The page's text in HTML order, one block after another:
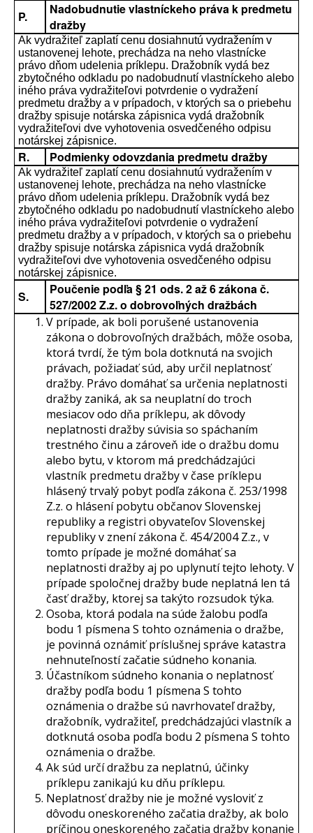
P.
Nadobudnutie vlastníckeho práva k predmetu
dražby
Ak vydražiteľ zaplatí cenu dosiahnutú vydražením v
ustanovenej lehote, prechádza na neho vlastnícke
právo dňom udelenia príklepu. Dražobník vydá bez
zbytočného odkladu po nadobudnutí vlastníckeho alebo
iného práva vydražiteľovi potvrdenie o vydražení
predmetu dražby a v prípadoch, v ktorých sa o priebehu
dražby spisuje notárska zápisnica vydá dražobník
vydražiteľovi dve vyhotovenia osvedčeného odpisu
notárskej zápisnice.
R. Podmienky odovzdania predmetu dražby
Ak vydražiteľ zaplatí cenu dosiahnutú vydražením v
ustanovenej lehote, prechádza na neho vlastnícke
právo dňom udelenia príklepu. Dražobník vydá bez
zbytočného odkladu po nadobudnutí vlastníckeho alebo
iného práva vydražiteľovi potvrdenie o vydražení
predmetu dražby a v prípadoch, v ktorých sa o priebehu
dražby spisuje notárska zápisnica vydá dražobník
vydražiteľovi dve vyhotovenia osvedčeného odpisu
notárskej zápisnice.
S.
Poučenie podľa § 21 ods. 2 až 6 zákona č.
527/2002 Z.z. o dobrovoľných dražbách
V prípade, ak boli porušené ustanovenia
zákona o dobrovoľných dražbách, môže osoba,
ktorá tvrdí, že tým bola dotknutá na svojich
právach, požiadať súd, aby určil neplatnosť
dražby. Právo domáhať sa určenia neplatnosti
dražby zaniká, ak sa neuplatní do troch
mesiacov odo dňa príklepu, ak dôvody
neplatnosti dražby súvisia so spáchaním
trestného činu a zároveň ide o dražbu domu
alebo bytu, v ktorom má predchádzajúci
vlastník predmetu dražby v čase príklepu
hlásený trvalý pobyt podľa zákona č. 253/1998
Z.z. o hlásení pobytu občanov Slovenskej
republiky a registri obyvateľov Slovenskej
republiky v znení zákona č. 454/2004 Z.z., v
tomto prípade je možné domáhať sa
neplatnosti dražby aj po uplynutí tejto lehoty. V
prípade spoločnej dražby bude neplatná len tá
časť dražby, ktorej sa takýto rozsudok týka.
Osoba, ktorá podala na súde žalobu podľa
bodu 1 písmena S tohto oznámenia o dražbe,
je povinná oznámiť príslušnej správe katastra
nehnuteľností začatie súdneho konania.
Účastníkom súdneho konania o neplatnosť
dražby podľa bodu 1 písmena S tohto
oznámenia o dražbe sú navrhovateľ dražby,
dražobník, vydražiteľ, predchádzajúci vlastník a
dotknutá osoba podľa bodu 2 písmena S tohto
oznámenia o dražbe.
Ak súd určí dražbu za neplatnú, účinky
príklepu zanikajú ku dňu príklepu.
Neplatnosť dražby nie je možné vysloviť z
dôvodu oneskoreného začatia dražby, ak bolo
príčinou oneskoreného začatia dražby konanie